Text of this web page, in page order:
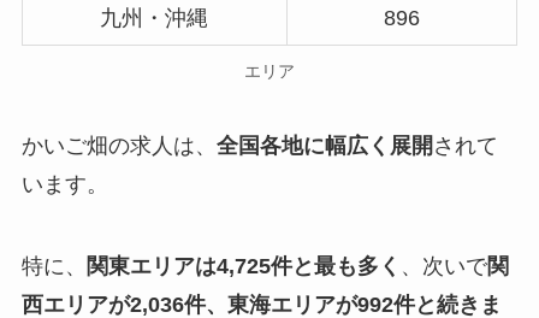
九州・沖縄 896
エリア
かいご畑の求人は、 全国各地に幅広く展開 されて
います。
特に、 関東エリアは4,725件と最も多く 、次いで関
西エリアが2,036件、東海エリアが992件と続きま